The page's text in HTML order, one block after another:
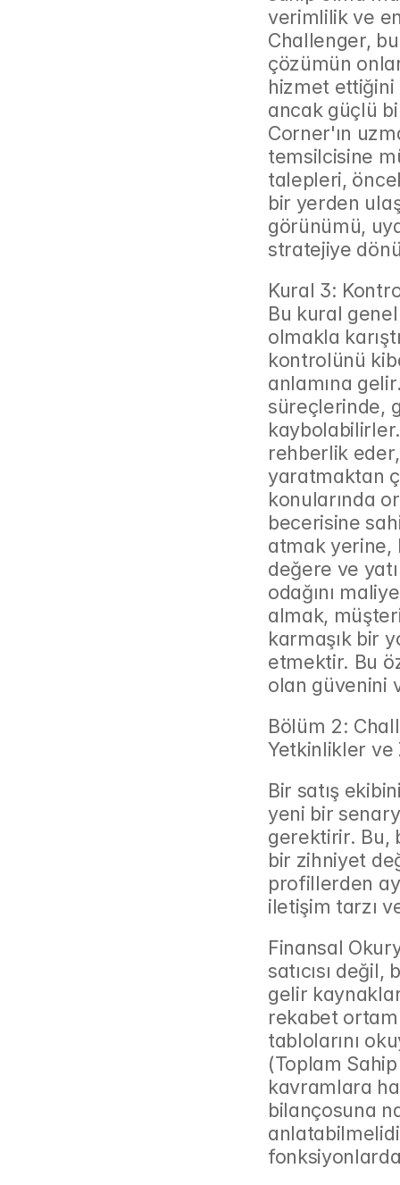
verimlilik ve
Challenger,
çözümün
hizmet
ancak güçlü
Corner'ın
temsilcisine
talepleri,
bir yerden
görünümü,
stratejiye
Kural 3:
Bu kural
olmakla
kontrolünü
anlamına
süreçlerinde,
rehberlik
yaratmaktan
konularında
becerisine
atmak yerine,
değere ve
odağını
almak,
karmaşık bir
etmektir. Bu
olan güvenini
Bölüm 2:
Yetkinlikler ve
Bir satış
yeni bir
gerektirir. Bu,
bir zihniyet
profillerden
iletişim tarzı
Finansal
satıcısı
gelir
rekabet
tablolarını
(Toplam
kavramlara
bilançosuna